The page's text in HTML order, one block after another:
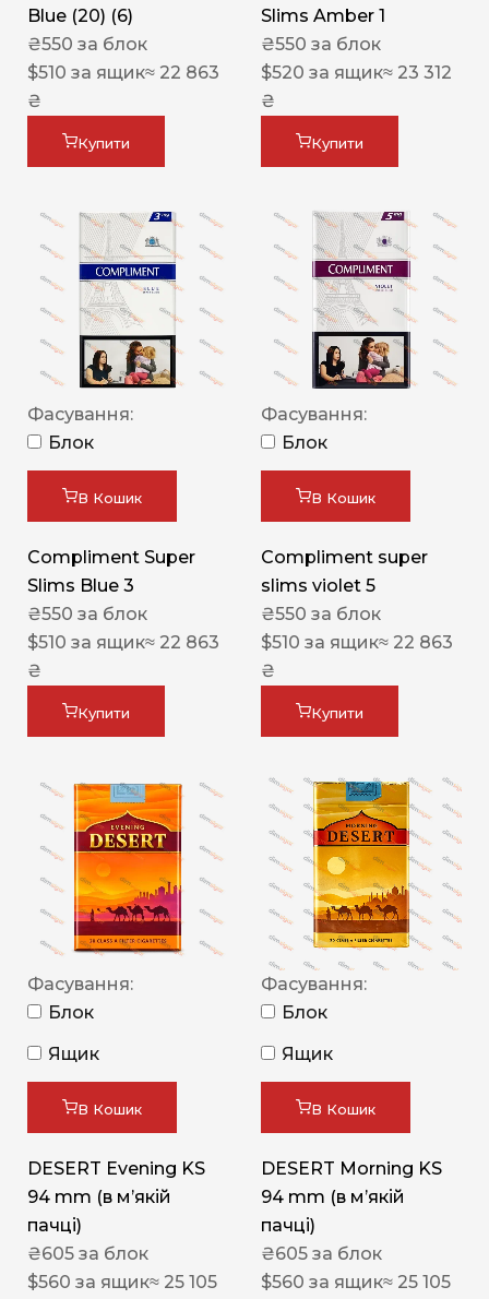
Blue (20) (6)
₴550 за блок
$510 за ящик≈ 22 863
₴
Купити
Slims Amber 1
₴550 за блок
$520 за ящик≈ 23 312
₴
Купити
Фасування:
Блок
В Кошик
Compliment Super
Slims Blue 3
₴550 за блок
$510 за ящик≈ 22 863
₴
Купити
Фасування:
Блок
В Кошик
Compliment super
slims violet 5
₴550 за блок
$510 за ящик≈ 22 863
₴
Купити
Фасування:
Блок
Ящик
В Кошик
DESERT Evening KS
94 mm (в мʼякій
пачці)
₴605 за блок
$560 за ящик≈ 25 105
Фасування:
Блок
Ящик
В Кошик
DESERT Morning KS
94 mm (в мʼякій
пачці)
₴605 за блок
$560 за ящик≈ 25 105